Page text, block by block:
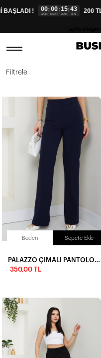
BAŞLADI ! 00
GÜN
:00
SAAT
:15
DAK
:43
SN 200
Filtrele
Beden Sepete Ekle
350,00 TL